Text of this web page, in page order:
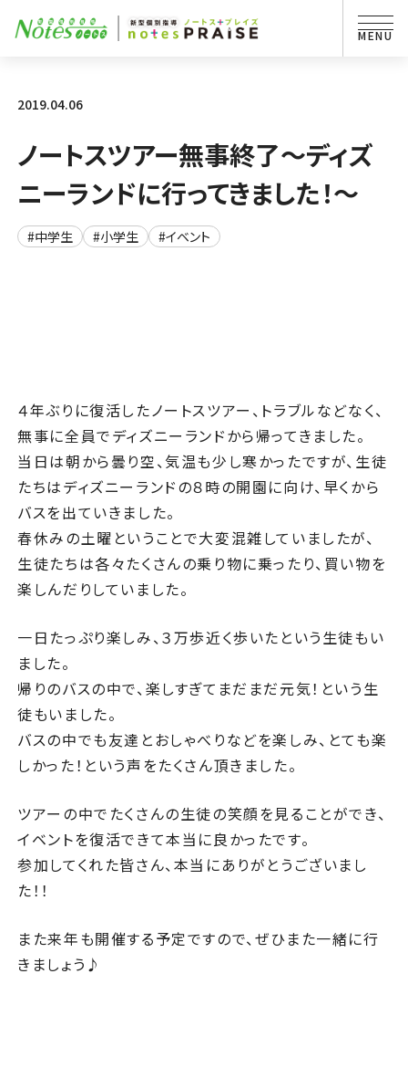
2019.04.06
ノートスツアー無事終了～ディズ
ニーランドに行ってきました！～
#中学生 #小学生 #イベント
４年ぶりに復活したノートスツアー、トラブルなどなく、
無事に全員でディズニーランドから帰ってきました。
当日は朝から曇り空、気温も少し寒かったですが、生徒
たちはディズニーランドの８時の開園に向け、早くから
バスを出ていきました。
春休みの土曜ということで大変混雑していましたが、
生徒たちは各々たくさんの乗り物に乗ったり、買い物を
楽しんだりしていました。
一日たっぷり楽しみ、３万歩近く歩いたという生徒もい
ました。
帰りのバスの中で、楽しすぎてまだまだ元気！という生
徒もいました。
バスの中でも友達とおしゃべりなどを楽しみ、とても楽
しかった！という声をたくさん頂きました。
ツアーの中でたくさんの生徒の笑顔を見ることができ、
イベントを復活できて本当に良かったです。
参加してくれた皆さん、本当にありがとうございまし
た！！
また来年も開催する予定ですので、ぜひまた一緒に行
きましょう♪